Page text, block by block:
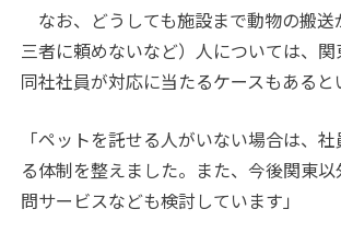
なお、どうしても施設まで動物の搬送
三者に頼めないなど）人については、関
同社社員が対応に当たるケースもあると
「ペットを託せる人がいない場合は、
る体制を整えました。また、今後関東
問サービスなども検討しています」